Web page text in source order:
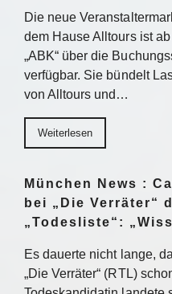
Die neue
dem Hause Alltours ist
„ABK“ über die
verfügbar. Sie bündelt
von Alltours und…
Weiterlesen
München News :
bei „Die Verräter“
„Todesliste“:
Es dauerte nicht lange,
„Die Verräter“ (RTL)